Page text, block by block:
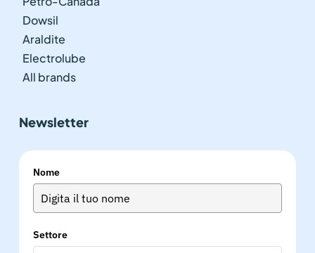
Dowsil
Araldite
Electrolube
All brands
Newsletter
Nome
Settore